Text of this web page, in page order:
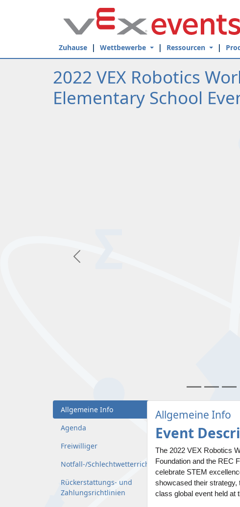
Zuhause Wettbewerbe Ressourcen
2022 VEX Robotics
Elementary School
Vorherige
Allgemeine Info
Agenda
Freiwilliger
Notfall-/Schlechtwetterrichtlinie
Rückerstattungs- und
Zahlungsrichtlinien
Allgemeine Info
Event
The 2022 VEX Robotics
Foundation and the REC
celebrate STEM
showcased their
class global event held at